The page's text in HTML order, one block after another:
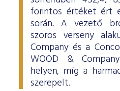
forintos értéket ért
során. A vezető
szoros verseny
Company és a
WOOD &
helyen, míg a
szerepelt.